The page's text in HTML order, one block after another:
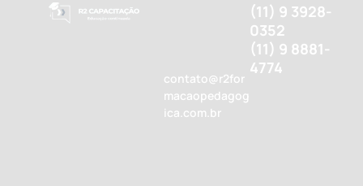
contato@r2for
macaopedagog
ica.com.br
(11) 9 3928-
0352
(11) 9 8881-
4774